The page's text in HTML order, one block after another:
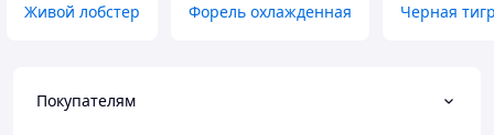
Живой лобстер Форель охлажденная Черная
Покупателям